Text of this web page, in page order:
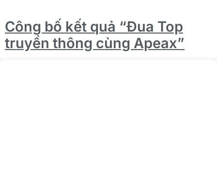
Công bố kết quả “Đua Top
truyền thông cùng Apeax”